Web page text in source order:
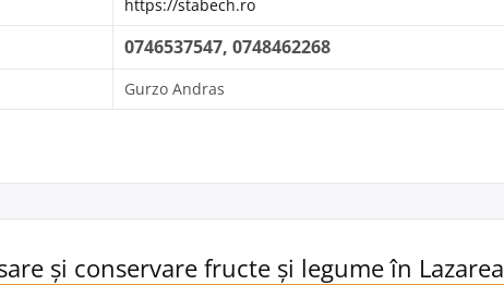
https://stabech.ro
0746537547, 0748462268
Gurzo Andras
și conservare fructe și legume în Lazarea